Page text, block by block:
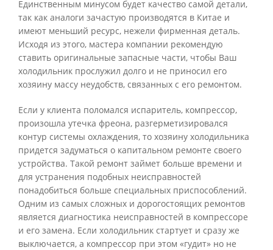
Единственным минусом будет качество самой детали,
так как аналоги зачастую производятся в Китае и
имеют меньший ресурс, нежели фирменная деталь.
Исходя из этого, мастера компании рекомендую
ставить оригинальные запасные части, чтобы Ваш
холодильник прослужил долго и не приносил его
хозяину массу неудобств, связанных с его ремонтом.
Если у клиента поломался испаритель, компрессор,
произошла утечка фреона, разгерметизировался
контур системы охлаждения, то хозяину холодильника
придется задуматься о капитальном ремонте своего
устройства. Такой ремонт займет больше времени и
для устранения подобных неисправностей
понадобиться больше специальных приспособлений.
Одним из самых сложных и дорогостоящих ремонтов
является диагностика неисправностей в компрессоре
и его замена. Если холодильник стартует и сразу же
выключается, а компрессор при этом «гудит» но не